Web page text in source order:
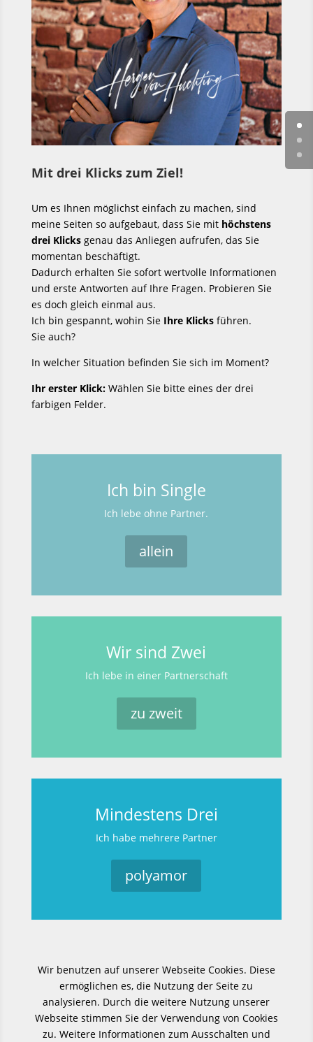
Mit drei Klicks zum Ziel!
Um es Ihnen möglichst einfach zu machen, sind
meine Seiten so aufgebaut, dass Sie mit höchstens
drei Klicksgenau das Anliegen aufrufen, das Sie
momentan beschäftigt.
Dadurch erhalten Sie sofort wertvolle Informationen
und erste Antworten auf Ihre Fragen. Probieren Sie
es doch gleich einmal aus.
Ich bin gespannt, wohin Sie Ihre Klicksführen.
Sie auch?
In welcher Situation befinden Sie sich im Moment?
Ihr erster Klick:Wählen Sie bitte eines der drei
farbigen Felder.
Ich bin Single
Ich lebe ohne Partner.
allein
Wir sind Zwei
Ich lebe in einer Partnerschaft
zu zweit
Mindestens Drei
Ich habe mehrere Partner
polyamor
Wir benutzen auf unserer Webseite Cookies. Diese
ermöglichen es, die Nutzung der Seite zu
analysieren. Durch die weitere Nutzung unserer
Webseite stimmen Sie der Verwendung von Cookies
zu. Weitere Informationen zum Ausschalten und